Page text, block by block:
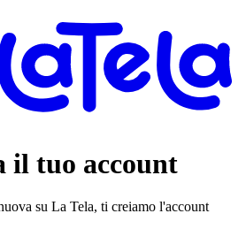
il tuo account
su La Tela, ti creiamo l'account